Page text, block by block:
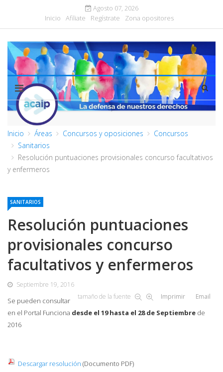
Agosto 07, 2026
Inicio
Afiliate Regístrate Zona opositores
Inicio Áreas Concursos y oposiciones
Concursos
Sanitarios
Resolución puntuaciones provisionales concurso facultativos
y enfermeros
SANITARIOS
Resolución puntuaciones
provisionales concurso
facultativos y enfermeros
Septiembre 19, 2016
tamaño de la fuente
Imprimir Email
Se pueden consultar
en el Portal Funciona desde el 19 hasta el 28 de Septiembre de
2016
Descargar resolución (Documento PDF)